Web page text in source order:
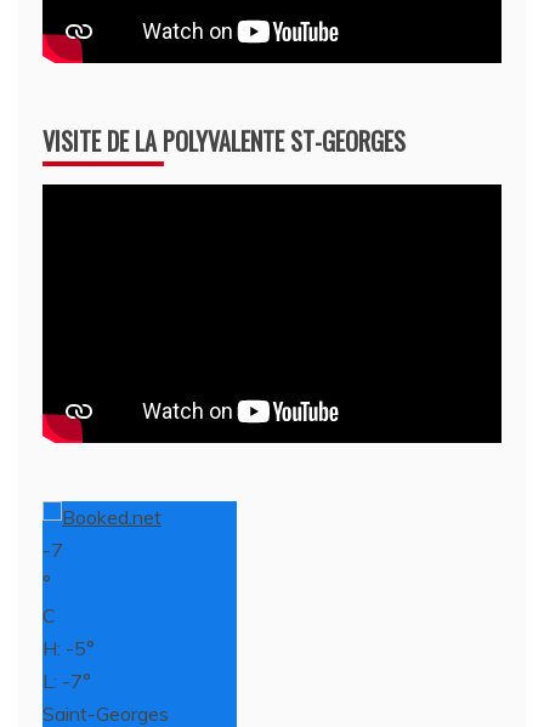
VISITE DE LA POLYVALENTE ST-GEORGES
-7
°
C
H: -5°
L: -7°
Saint-Georges